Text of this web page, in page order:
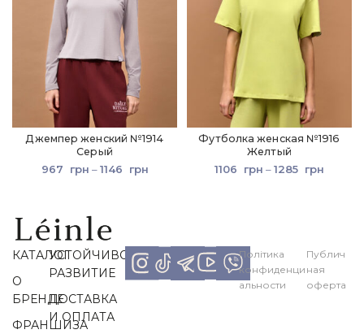
Джемпер женский №1914
Серый
967 грн – 1146 грн
Футболка женская №1916
Желтый
1106 грн –1285 грн
КАТАЛОГ
О
БРЕНДЕ
ФРАНШИЗА
УСТОЙЧИВОЕ
РАЗВИТИЕ
ДОСТАВКА
И ОПЛАТА
Політика
конфиденци
альности
Публич
ная
оферта